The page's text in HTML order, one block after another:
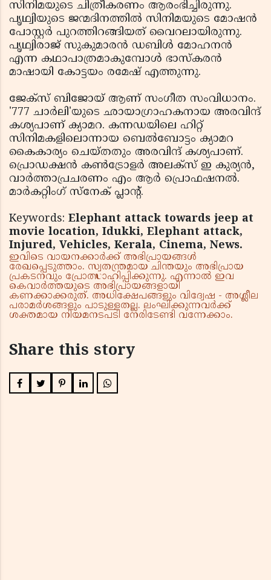
സിനിമയുടെ ചിത്രീകരണം ആരംഭിച്ചിരുന്നു.
പൃഥ്വിയുടെ ജന്മദിനത്തില്‍ സിനിമയുടെ മോഷന്‍
പോസ്റ്റര്‍ പുറത്തിറങ്ങിയത് വൈറലായിരുന്നു.
പൃഥ്വിരാജ് സുകുമാരന്‍ ഡബിള്‍ മോഹനന്‍
എന്ന കഥാപാത്രമാകുമ്പോള്‍ ഭാസ്‌കരന്‍
മാഷായി കോട്ടയം രമേഷ് എത്തുന്നു.
ജേക്സ് ബിജോയ് ആണ് സംഗീത സംവിധാനം.
'777 ചാര്‍ലി'യുടെ ഛായാഗ്രാഹകനായ അരവിന്ദ്
കശ്യപാണ് ക്യാമറ. കന്നഡയിലെ ഹിറ്റ്
സിനിമകളിലൊന്നായ ബെല്‍ബോട്ടം ക്യാമറ
കൈകാര്യം ചെയ്തതും അരവിന്ദ് കശ്യപാണ്.
പ്രൊഡക്ഷന്‍ കണ്‍ട്രോളര്‍ അലക്‌സ് ഇ കുര്യന്‍,
വാര്‍ത്താപ്രചരണം എം ആര്‍ പ്രൊഫഷനല്‍.
മാര്‍കറ്റിംഗ് സ്നേക് പ്ലാന്റ്.
Keywords: Elephant attack towards jeep at
movie location, Idukki, Elephant attack,
Injured, Vehicles, Kerala, Cinema, News.
ഇവിടെ വായനക്കാർക്ക് അഭിപ്രായങ്ങൾ
രേഖപ്പെടുത്താം. സ്വതന്ത്രമായ ചിന്തയും അഭിപ്രായ
പ്രകടനവും പ്രോത്സാഹിപ്പിക്കുന്നു. എന്നാൽ ഇവ
കെവാർത്തയുടെ അഭിപ്രായങ്ങളായി
കണക്കാക്കരുത്. അധിക്ഷേപങ്ങളും വിദ്വേഷ - അശ്ലീല
പരാമർശങ്ങളും പാടുള്ളതല്ല. ലംഘിക്കുന്നവർക്ക്
ശക്തമായ നിയമനടപടി നേരിടേണ്ടി വന്നേക്കാം.
Share this story